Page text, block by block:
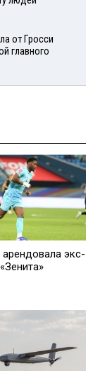
от Гросси
главного
арендовала экс-